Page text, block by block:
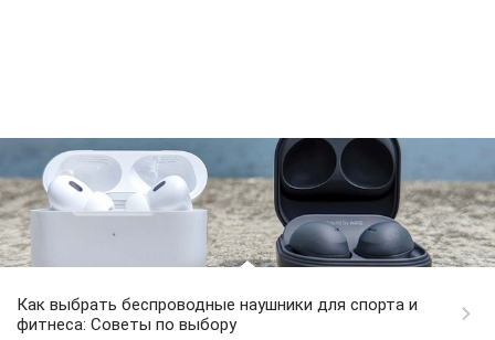
Как выбрать беспроводные наушники для спорта и
фитнеса: Советы по выбору